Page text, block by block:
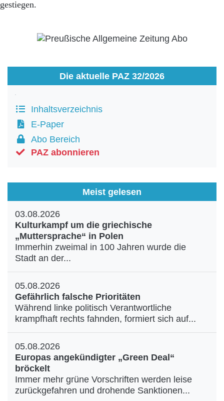
gestiegen.
Die aktuelle PAZ 32/2026
Inhaltsverzeichnis
E-Paper
Abo Bereich
PAZ abonnieren
Meist gelesen
03.08.2026
Kulturkampf um die griechische
„Muttersprache“ in Polen
Immerhin zweimal in 100 Jahren wurde die
Stadt an der...
05.08.2026
Gefährlich falsche Prioritäten
Während linke politisch Verantwortliche
krampfhaft rechts fahnden, formiert sich auf...
05.08.2026
Europas angekündigter „Green Deal“
bröckelt
Immer mehr grüne Vorschriften werden leise
zurückgefahren und drohende Sanktionen...